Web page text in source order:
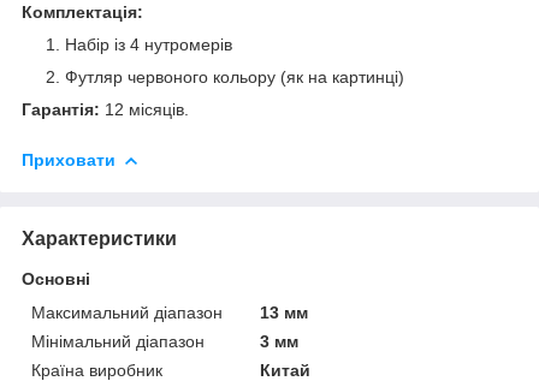
Комплектація:
Набір із 4 нутромерів
Футляр червоного кольору (як на картинці)
Гарантія: 12 місяців.
Приховати
Характеристики
Основні
Максимальний діапазон
13 мм
Мінімальний діапазон
3 мм
Країна виробник
Китай